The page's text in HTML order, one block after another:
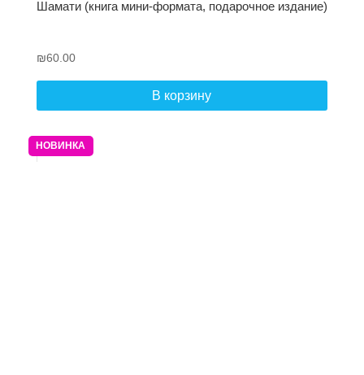
Шамати (книга мини-формата, подарочное издание)
₪60.00
В корзину
НОВИНКА